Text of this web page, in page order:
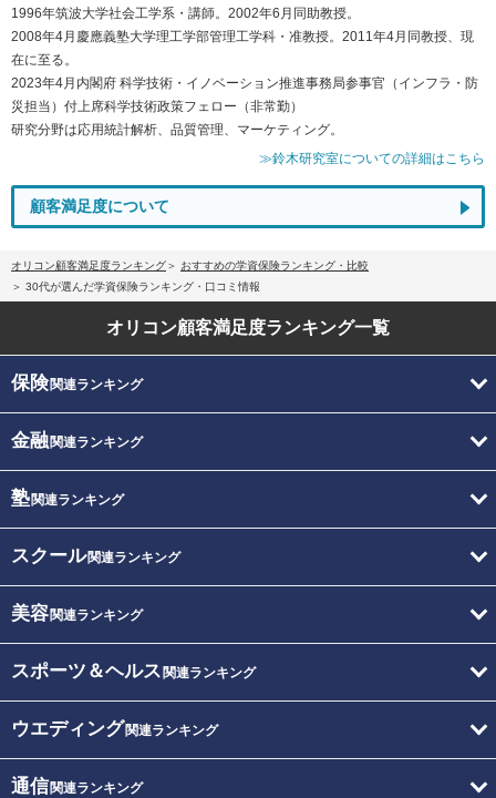
1996年筑波大学社会工学系・講師。2002年6月同助教授。
2008年4月慶應義塾大学理工学部管理工学科・准教授。2011年4月同教授、現
在に至る。
2023年4月内閣府 科学技術・イノベーション推進事務局参事官（インフラ・防
災担当）付上席科学技術政策フェロー（非常勤）
研究分野は応用統計解析、品質管理、マーケティング。
≫鈴木研究室についての詳細はこちら
顧客満足度について
オリコン顧客満足度ランキング
おすすめの学資保険ランキング・比較
30代が選んだ学資保険ランキング・口コミ情報
オリコン顧客満足度ランキング一覧
保険関連ランキング
金融関連ランキング
塾関連ランキング
スクール関連ランキング
美容関連ランキング
スポーツ＆ヘルス 関連ランキング
ウエディング関連ランキング
通信関連ランキング